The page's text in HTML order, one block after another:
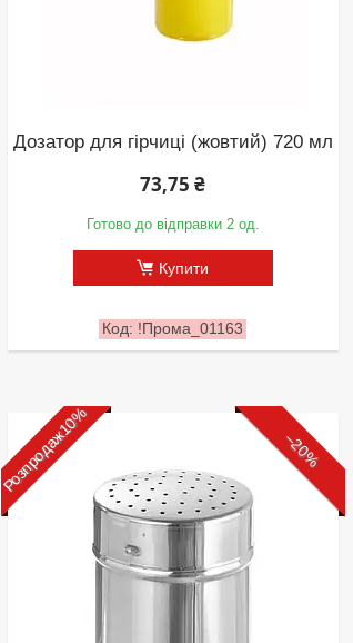
Дозатор для гірчиці (жовтий) 720 мл
73,75 ₴
Готово до відправки 2 од.
Купити
!Прома_01163
Розпродаж10% –20%